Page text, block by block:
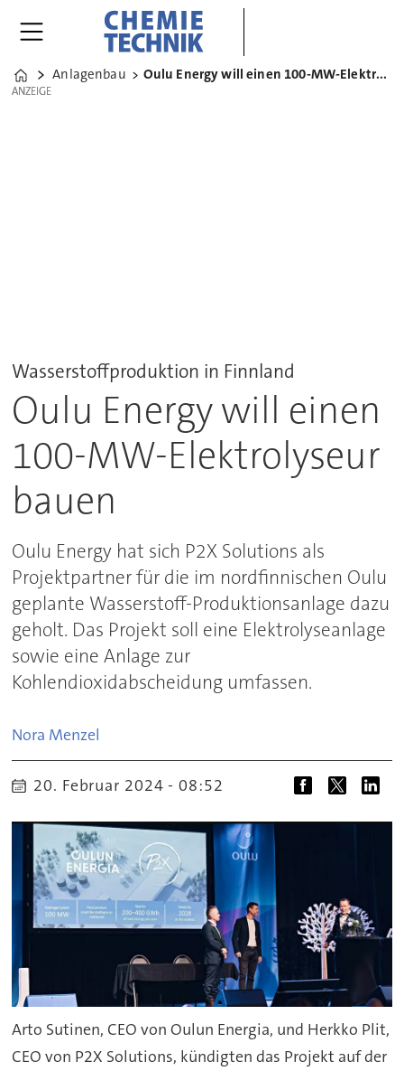
Home
Anlagenbau Oulu Energy will einen 100-MW-Elektrolyseur bauen
ANZEIGE
ANZEIGE
Wasserstoffproduktion in Finnland
Oulu Energy will einen
100-MW-Elektrolyseur
bauen
Oulu Energy hat sich P2X Solutions als
Projektpartner für die im nordfinnischen Oulu
geplante Wasserstoff-Produktionsanlage dazu
geholt. Das Projekt soll eine Elektrolyseanlage
sowie eine Anlage zur
Kohlendioxidabscheidung umfassen.
Nora Menzel
20. Februar 2024 - 08:52
Arto Sutinen, CEO von Oulun Energia, und Herkko Plit,
CEO von P2X Solutions, kündigten das Projekt auf der